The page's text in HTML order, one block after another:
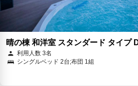
晴の棟 和洋室 スタンダード タイプ
利用人数 3名
シングルベッド 2台;布団 1組